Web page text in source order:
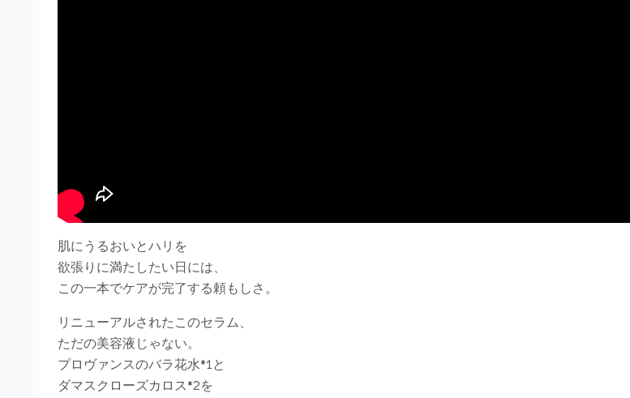
肌にうるおいとハリを
欲張りに満たしたい日には、
この一本でケアが完了する頼もしさ。
リニューアルされたこのセラム、
ただの美容液じゃない。
プロヴァンスのバラ花水*1と
ダマスクローズカロス*2を